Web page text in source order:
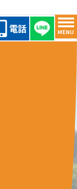
電話 MENU